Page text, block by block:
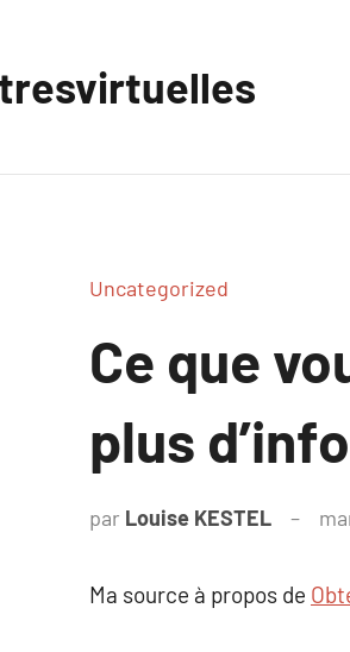
Uncategorized
Ce que
plus
par Louise KESTEL
Ma source à propos de